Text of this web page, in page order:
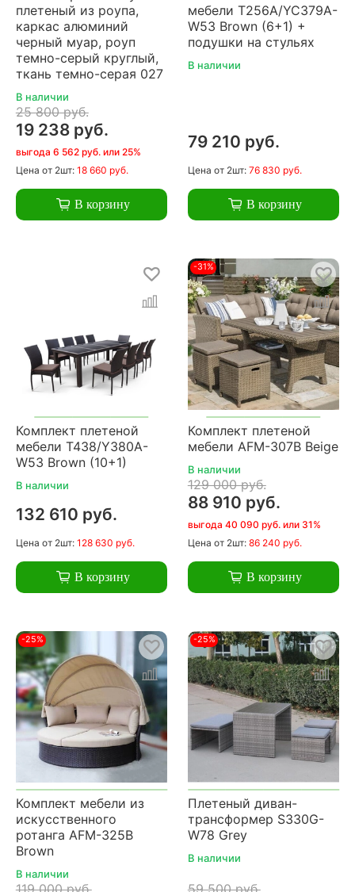
плетеный из роупа,
каркас алюминий
черный муар, роуп
темно-серый круглый,
ткань темно-серая 027
В наличии
25 800 руб.
19 238 руб.
выгода 6 562 руб. или 25%
Цена от 2шт: 18 660 руб.
В корзину
мебели T256A/YC379A-
W53 Brown (6+1) +
подушки на стульях
В наличии
79 210 руб.
Цена от 2шт: 76 830 руб.
В корзину
Комплект плетеной
мебели T438/Y380A-
W53 Brown (10+1)
В наличии
132 610 руб.
Цена от 2шт: 128 630 руб.
В корзину
-31%
Комплект плетеной
мебели AFM-307B Beige
В наличии
129 000 руб.
88 910 руб.
выгода 40 090 руб. или 31%
Цена от 2шт: 86 240 руб.
В корзину
-25%
Комплект мебели из
искусственного
ротанга AFM-325B
Brown
В наличии
119 000 руб.
-25%
Плетеный диван-
трансформер S330G-
W78 Grey
В наличии
59 500 руб.